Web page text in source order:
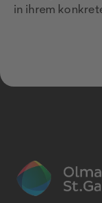
in ihrem